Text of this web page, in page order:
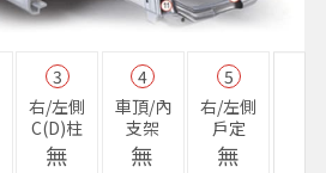
3
右/左側
C(D)柱
無
4
車頂/內
支架
無
5
右/左側
戶定
無